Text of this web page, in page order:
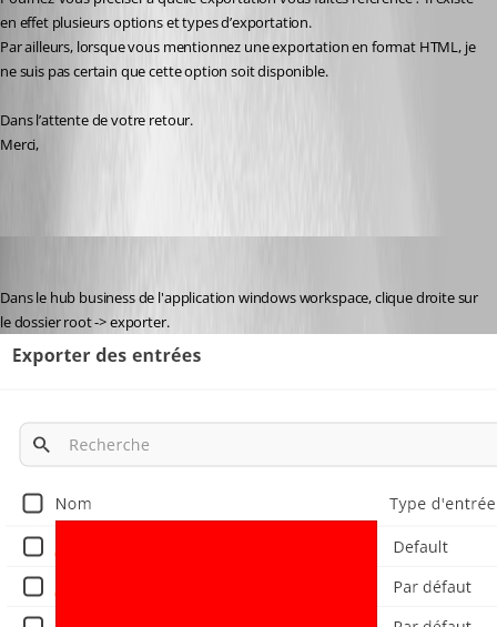
en effet plusieurs options et types d’exportation.
Par ailleurs, lorsque vous mentionnez une exportation en format HTML, je
ne suis pas certain que cette option soit disponible.
Dans l’attente de votre retour.
Merci,
Dans le hub business de l'application windows workspace, clique droite sur
le dossier root -> exporter.